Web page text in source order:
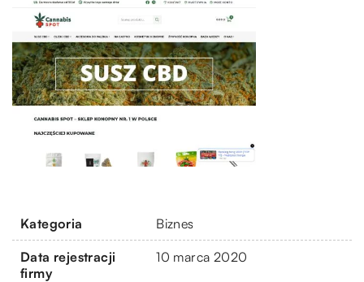
Kategoria Biznes
Data rejestracji
firmy
10 marca 2020